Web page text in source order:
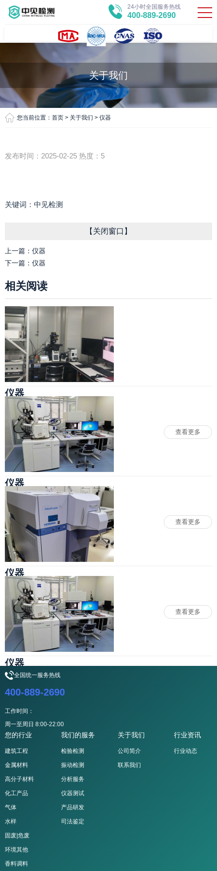
24小时全国服务热线
400-889-2690
关于我们
您当前位置： 首页 > 关于我们 > 仪器
发布时间：2025-02-25 热度：5
关键词：中见检测
【 关闭窗口 】
上一篇： 仪器
下一篇： 仪器
相关阅读
仪器
查看更多
仪器 2025-02-25
仪器
查看更多
仪器 2025-02-25
仪器
查看更多
仪器 2025-02-25
仪器
全国统一服务热线
400-889-2690
工作时间：
周一至周日 8:00-22:00
您的行业
建筑工程
金属材料
高分子材料
化工产品
气体
水样
固废|危废
环境其他
香料调料
我们的服务
检验检测
振动检测
分析服务
仪器测试
产品研发
司法鉴定
关于我们
公司简介
联系我们
行业资讯
行业动态